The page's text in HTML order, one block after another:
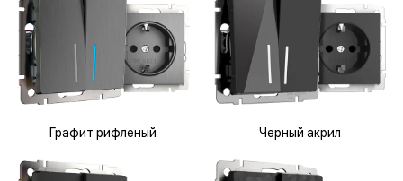
Графит рифленый Черный акрил